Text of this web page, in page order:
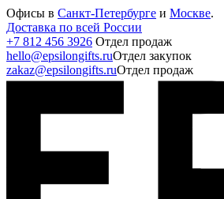
Офисы в Санкт-Петербурге и Москве.
Доставка по всей России
+7 812 456 3926 Отдел продаж
hello@epsilongifts.ruОтдел закупок
zakaz@epsilongifts.ruОтдел продаж